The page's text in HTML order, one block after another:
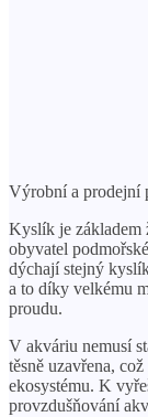
Výrobní a prodejní
Kyslík je základem
obyvatel
dýchají stejný
a to díky velkému
proudu.
V akváriu nemusí
těsně uzavřena,
ekosystému. K
provzdušňování